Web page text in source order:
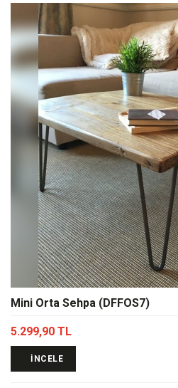
Mini Orta Sehpa (DFFOS7)
5.299,90 TL
İNCELE